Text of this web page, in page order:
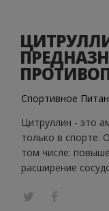
Спортивное
Цитруллин - это
только в спорте.
том числе:
расширение